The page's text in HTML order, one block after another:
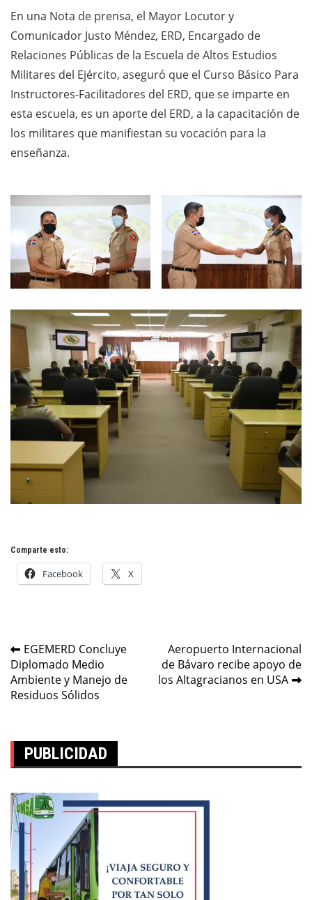
En una Nota de prensa, el Mayor Locutor y
Comunicador Justo Méndez, ERD, Encargado de
Relaciones Públicas de la Escuela de Altos Estudios
Militares del Ejército, aseguró que el Curso Básico Para
Instructores-Facilitadores del ERD, que se imparte en
esta escuela, es un aporte del ERD, a la capacitación de
los militares que manifiestan su vocación para la
enseñanza.
Comparte esto:
Facebook X
Navegación
de
entradas
EGEMERD Concluye
Diplomado Medio
Ambiente y Manejo de
Residuos Sólidos
Aeropuerto Internacional
de Bávaro recibe apoyo de
los Altagracianos en USA
PUBLICIDAD